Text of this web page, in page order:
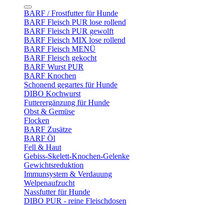
BARF / Frostfutter für Hunde
BARF Fleisch PUR lose rollend
BARF Fleisch PUR gewolft
BARF Fleisch MIX lose rollend
BARF Fleisch MENÜ
BARF Fleisch gekocht
BARF Wurst PUR
BARF Knochen
Schonend gegartes für Hunde
DIBO Kochwurst
Futterergänzung für Hunde
Obst & Gemüse
Flocken
BARF Zusätze
BARF Öl
Fell & Haut
Gebiss-Skelett-Knochen-Gelenke
Gewichtsreduktion
Immunsystem & Verdauung
Welpenaufzucht
Nassfutter für Hunde
DIBO PUR - reine Fleischdosen